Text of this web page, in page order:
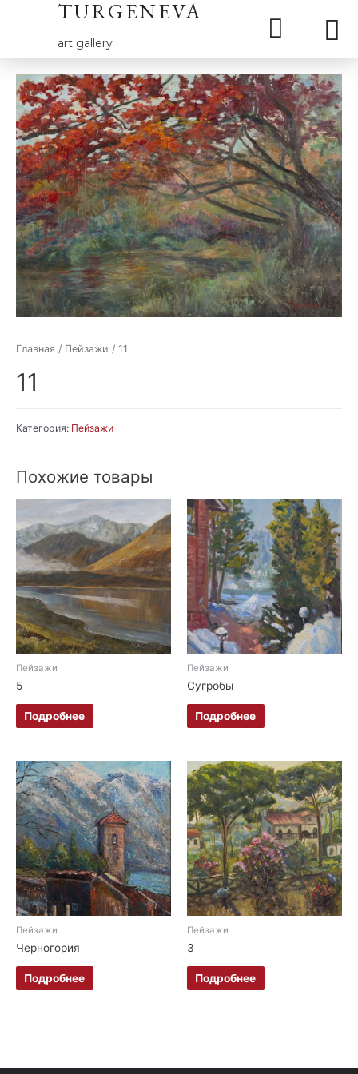
TURGENEVA
art gallery
Главная / Пейзажи / 11
11
Категория: Пейзажи
Похожие товары
Пейзажи
5
Подробнее
Пейзажи
Сугробы
Подробнее
Пейзажи
Черногория
Подробнее
Пейзажи
3
Подробнее